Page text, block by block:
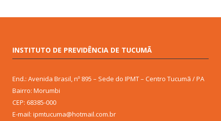
INSTITUTO DE PREVIDÊNCIA DE TUCUMÃ
End.: Avenida Brasil, nº 895 – Sede do IPMT – Centro Tucumã / PA
Bairro: Morumbi
CEP: 68385-000
E-mail: ipmtucuma@hotmail.com.br